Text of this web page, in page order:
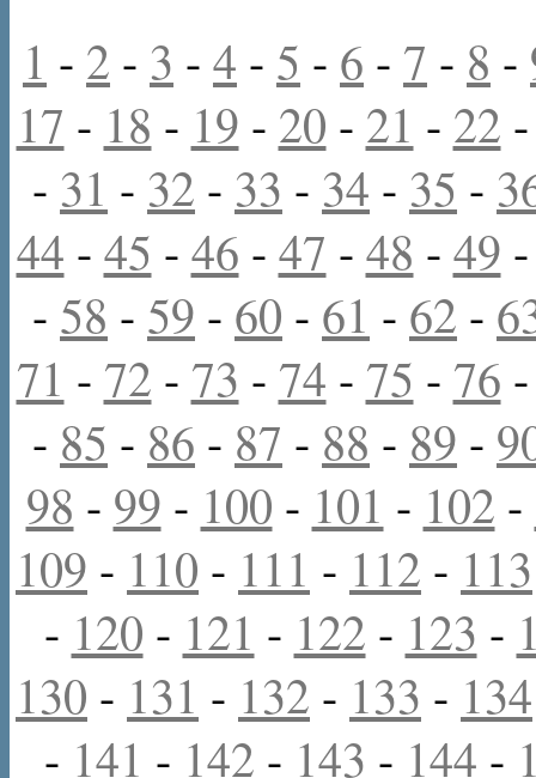
1 - 2 - 3 - 4 - 5 - 6 - 7 - 8 -
17 - 18 - 19 - 20 - 21 - 22
- 31 - 32 - 33 - 34 - 35 -
44 - 45 - 46 - 47 - 48 - 49
- 58 - 59 - 60 - 61 - 62 -
71 - 72 - 73 - 74 - 75 - 76
- 85 - 86 - 87 - 88 - 89 -
98 - 99 - 100 - 101 - 102 -
109 - 110 - 111 - 112 - 113
- 120 - 121 - 122 - 123 -
130 - 131 - 132 - 133 - 134
- 141 - 142 - 143 - 144 -